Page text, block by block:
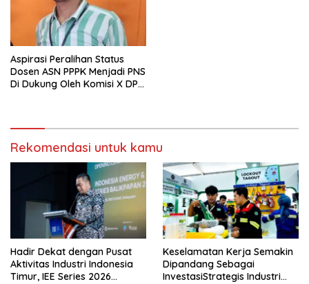
Aspirasi Peralihan Status
Dosen ASN PPPK Menjadi PNS
Di Dukung Oleh Komisi X DPR
Rekomendasi untuk kamu
Hadir Dekat dengan Pusat
Aktivitas Industri Indonesia
Timur, IEE Series 2026
Keselamatan Kerja Semakin
Dipandang Sebagai
InvestasiStrategis Industri